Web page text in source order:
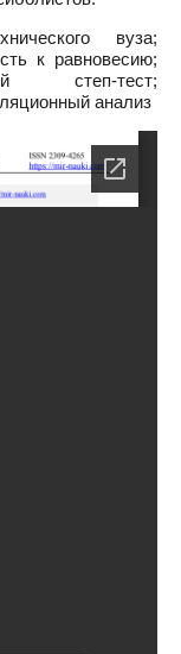
вуза;
к равновесию;
степ-тест;
анализ